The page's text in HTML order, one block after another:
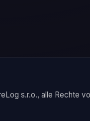
s.r.o., alle Rechte